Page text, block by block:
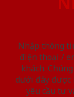
Nhập thông
điện thoại /
khách.
dưới đây được
yêu cầu tư